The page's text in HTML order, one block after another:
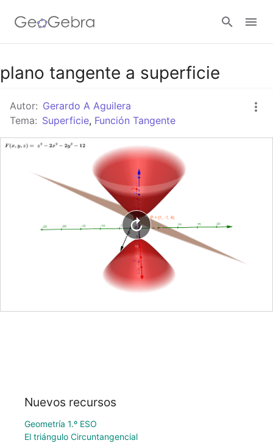
Google Classroom
GeoGebra Classroom
Abrir sesión
plano tangente a superficie
Autor: Gerardo A Aguilera
Tema: Superficie, Función Tangente
Nuevos recursos
Geometría 1.º ESO
El triángulo Circuntangencial